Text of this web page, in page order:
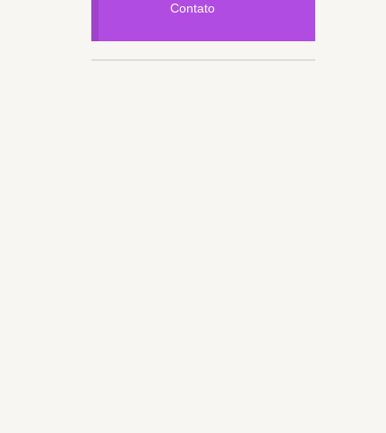
Contato